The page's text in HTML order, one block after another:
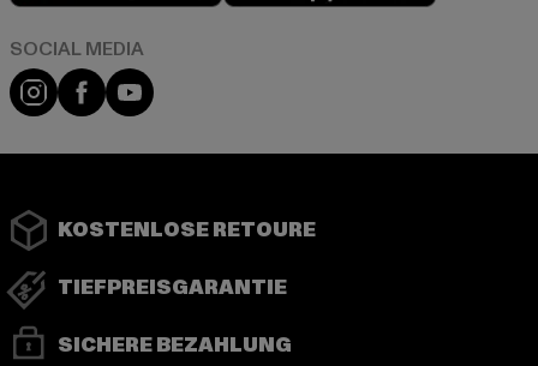
Instagram
FacebookYouTube
KOSTENLOSE RETOURE
TIEFPREISGARANTIE
SICHERE BEZAHLUNG